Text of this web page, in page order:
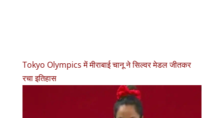
Tokyo Olympics में मीराबाई चानू ने सिल्वर मेडल जीतकर
रचा इतिहास